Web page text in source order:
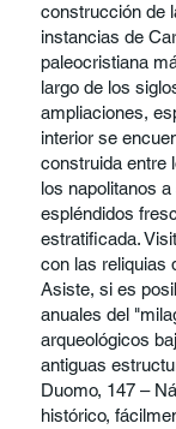
construcción de
instancias de
paleocristiana
largo de los
ampliaciones,
interior se
construida entre
los napolitanos
espléndidos
estratificada.
con las reliquias
Asiste, si es
anuales del
arqueológicos
antiguas
Duomo, 147 –
histórico,